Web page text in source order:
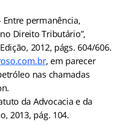
Entre permanência,
Direito Tributário”,
2012, págs. 604/606.
, em parecer
nas chamadas
da Advocacia e da
2013, pág. 104.